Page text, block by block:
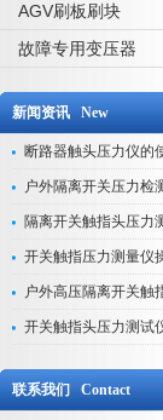
AGV刷板刷块
故障专用变压器
新闻资讯 New
联系我们 Contact